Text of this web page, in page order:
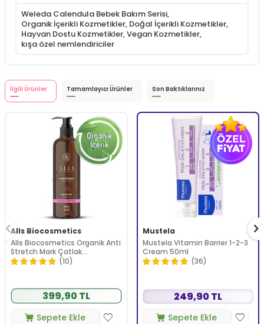
Weleda Calendula Bebek Bakım Serisi,
Organik İçerikli Kozmetikler, Doğal İçerikli Kozmetikler,
Hayvan Dostu Kozmetikler,Vegan Kozmetikler,
kışa özel nemlendiriciler
İlgili Ürünler Tamamlayıcı Ürünler Son Baktıklarınız
Alls Biocosmetics
Alls Biocosmetics Organik Anti
Stretch Mark Çatlak
Önlemeye Yardımcı Jel 350 ml
(10)
399,90 TL
Sepete Ekle
Mustela
Mustela Vitamin Barrier 1-2-3
Cream 50ml
(36)
249,90 TL
Sepete Ekle